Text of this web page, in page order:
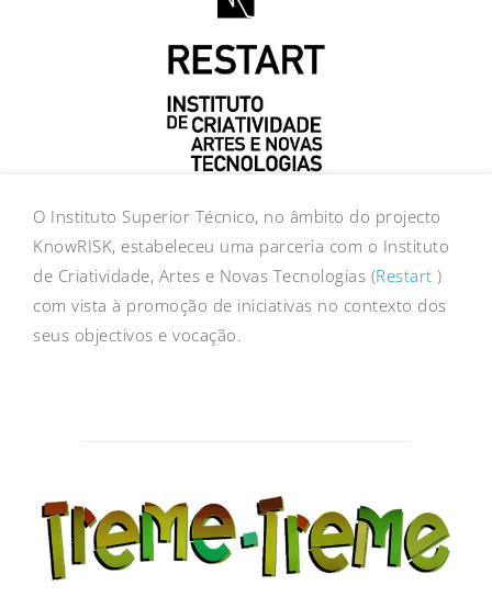
O Instituto Superior Técnico, no âmbito do projecto
KnowRISK, estabeleceu uma parceria com o Instituto
de Criatividade, Artes e Novas Tecnologias (Restart )
com vista à promoção de iniciativas no contexto dos
seus objectivos e vocação.